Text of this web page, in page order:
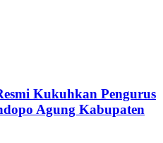
Kukuhkan Pengurus
Agung Kabupaten